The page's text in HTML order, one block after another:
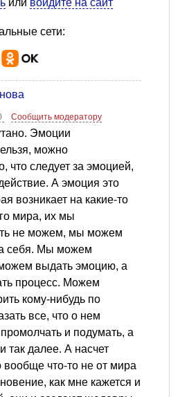
или войдите на сайт
сети:
Сообщить модератору
Эмоции
можно
что следует за эмоцией,
А эмоция это
возникает на какие-то
мира, их мы
не можем, мы можем
себя. Мы можем
выдать эмоцию, а
процесс. Можем
кому-нибудь по
все, что о нем
и подумать, а
так далее. А насчет
что-то не от мира
как мне кажется и